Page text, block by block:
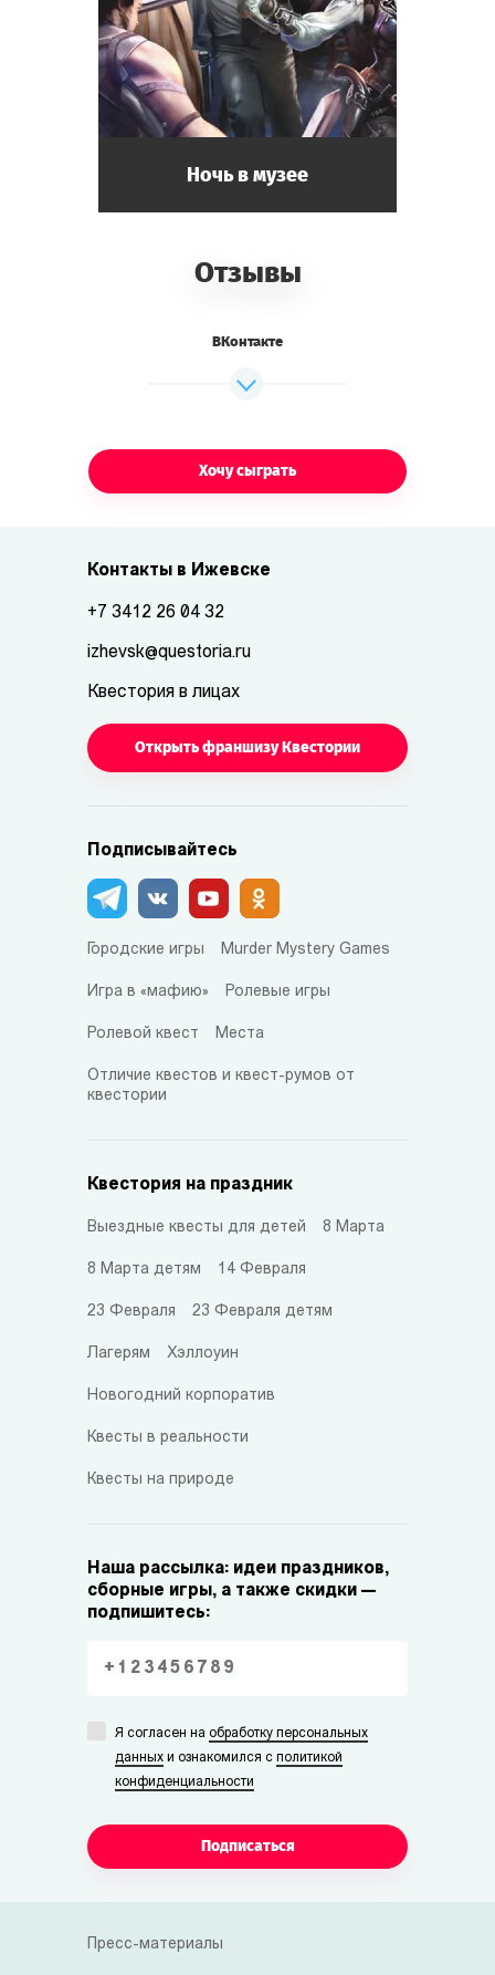
Ночь в музее
Отзывы
ВКонтакте
Хочу сыграть
Контакты в Ижевске
+7 3412 26 04 32
izhevsk@questoria.ru
Квестория в лицах
Открыть франшизу Квестории
Подписывайтесь
Городские игры Murder Mystery Games
Игра в «мафию» Ролевые игры
Ролевой квест Места
Отличие квестов и квест-румов от
квестории
Квестория на праздник
Выездные квесты для детей 8 Марта
8 Марта детям 14 Февраля
23 Февраля 23 Февраля детям
Лагерям Хэллоуин
Новогодний корпоратив
Квесты в реальности
Квесты на природе
Наша рассылка: идеи праздников,
сборные игры, а также скидки —
подпишитесь:
Я согласен на обработку персональных
данных и ознакомился с политикой
конфиденциальности
Подписаться
Пресс-материалы